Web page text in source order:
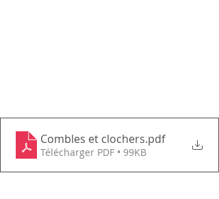
Combles et clochers.pdf
Télécharger PDF • 99KB